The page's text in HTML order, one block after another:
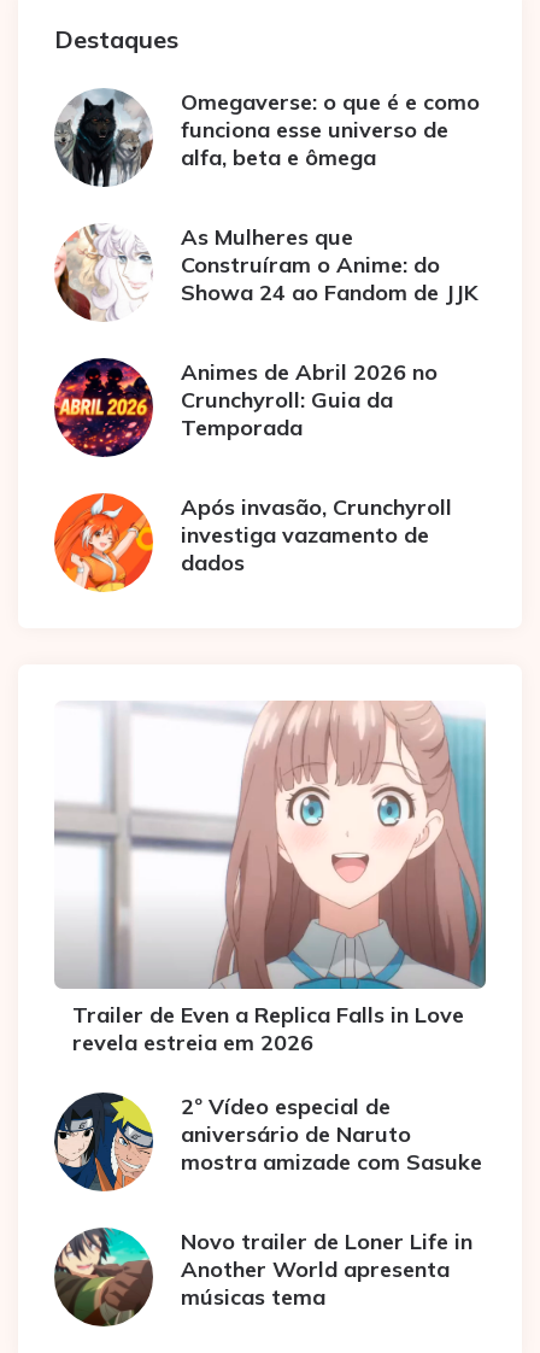
Destaques
Omegaverse: o que é e como
funciona esse universo de
alfa, beta e ômega
As Mulheres que
Construíram o Anime: do
Showa 24 ao Fandom de JJK
Animes de Abril 2026 no
Crunchyroll: Guia da
Temporada
Após invasão, Crunchyroll
investiga vazamento de
dados
Trailer de Even a Replica Falls in Love
revela estreia em 2026
2º Vídeo especial de
aniversário de Naruto
mostra amizade com Sasuke
Novo trailer de Loner Life in
Another World apresenta
músicas tema